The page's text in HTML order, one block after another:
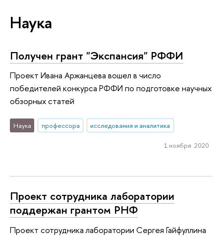
Наука
Получен грант "Экспансия" РФФИ
Проект Ивана Аржанцева вошел в число
победителей конкурса РФФИ по подготовке научных
обзорных статей
Наука профессора исследования и аналитика
1 ноября 2020
Проект сотрудника лаборатории
поддержан грантом РНФ
Проект сотрудника лаборатории Сергея Гайфуллина